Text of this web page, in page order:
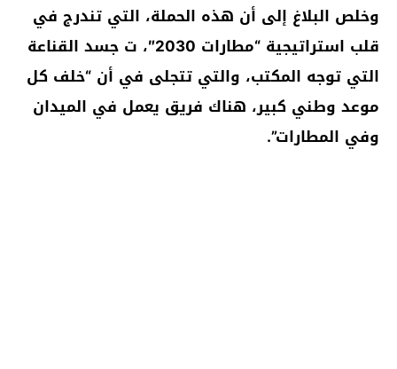
وخلص البلاغ إلى أن هذه الحملة، التي تندرج في
قلب استراتيجية “مطارات 2030″، ت جسد القناعة
التي توجه المكتب، والتي تتجلى في أن “خلف كل
موعد وطني كبير، هناك فريق يعمل في الميدان
وفي المطارات”.